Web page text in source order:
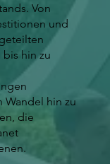
Von
und
hin zu
Wandel hin zu
die